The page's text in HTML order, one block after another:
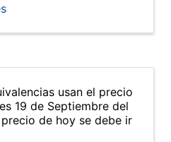
usan el precio
19 de Septiembre del
de hoy se debe ir